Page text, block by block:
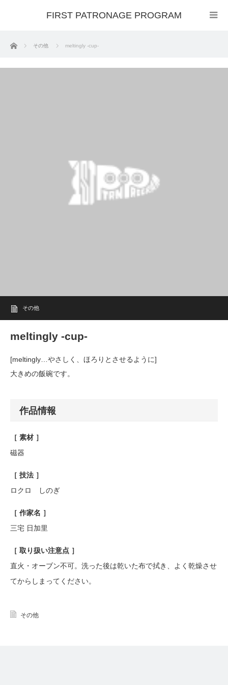
FIRST PATRONAGE PROGRAM
ホーム その他 meltingly -cup-
その他
meltingly -cup-
[meltingly…やさしく、ほろりとさせるように]
大きめの飯碗です。
作品情報
［ 素材 ］
磁器
［ 技法 ］
ロクロ しのぎ
［ 作家名 ］
三宅 日加里
［ 取り扱い注意点 ］
直火・オーブン不可。洗った後は乾いた布で拭き、よく乾燥させ
てからしまってください。
その他